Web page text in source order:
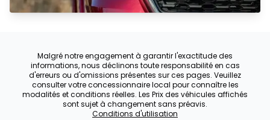
Malgré notre engagement à garantir l'exactitude des
informations, nous déclinons toute responsabilité en cas
d'erreurs ou d'omissions présentes sur ces pages. Veuillez
consulter votre concessionnaire local pour connaître les
modalités et conditions réelles. Les Prix des véhicules affichés
sont sujet à changement sans préavis.
Conditions d'utilisation